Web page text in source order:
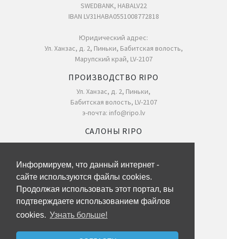
Информируем, что данный интернет -
сайте используются файлы cookies.
Продолжая использовать этот портал, вы
подтверждаете использованием файлов
cookies. Узнать больше!
SWEDBANK, HABALV22
IBAN LV31HABA0551008772818
Юридический адрес:
Ул. Ханзас, д. 2, Пиньки, Бабитская волость,
Марупский край, LV-2107
ПРОИЗВОДСТВО RIPO
Ул. Ханзас, д. 2, Пиньки,
Бабитская волость, LV-2107
э-почта: info@ripo.lv
САЛОНЫ RIPO
DECCO CENTRS, ул. Катлакална, д. 6D, Рига
т/ц Spice Home, 2-й этаж ул. Яунмоку, д.13
Ул. Ханзас, д. 2, Пиньки
Записаться на индивидуальную консультацию
ДЛЯ ДИЛЕРОВ